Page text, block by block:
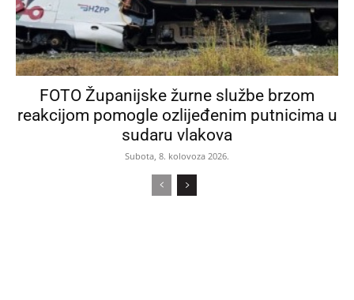
FOTO Županijske žurne službe brzom
reakcijom pomogle ozlijeđenim putnicima u
sudaru vlakova
Subota, 8. kolovoza 2026.